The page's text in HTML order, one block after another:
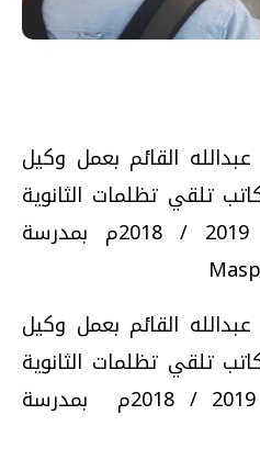
القائم بعمل وكيل
تلقي تظلمات الثانوية
العامة للعام الدراسي 2019 / 2018م بمدرسة
القائم بعمل وكيل
تلقي تظلمات الثانوية
العامة للعام الدراسي 2019 / 2018م بمدرسة